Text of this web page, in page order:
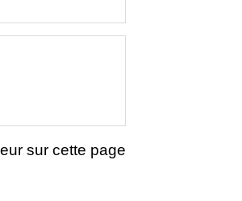
sur cette page